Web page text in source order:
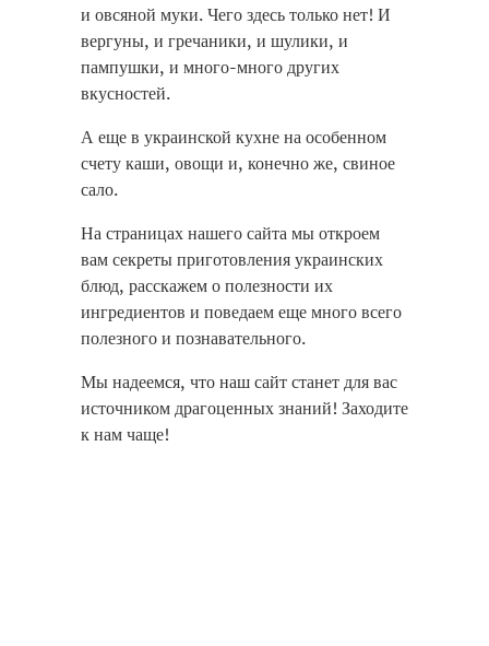
и овсяной муки. Чего здесь только нет! И
вергуны, и гречаники, и шулики, и
пампушки, и много-много других
вкусностей.
А еще в украинской кухне на особенном
счету каши, овощи и, конечно же, свиное
сало.
На страницах нашего сайта мы откроем
вам секреты приготовления украинских
блюд, расскажем о полезности их
ингредиентов и поведаем еще много всего
полезного и познавательного.
Мы надеемся, что наш сайт станет для вас
источником драгоценных знаний! Заходите
к нам чаще!